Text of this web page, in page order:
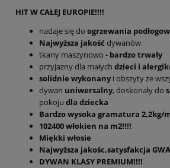
HIT W CAŁEJ EUROPIE!!!!
nadaje się do ogrzewania
Najwyższa jakość dywanów
tkany maszynowo - bardzo trwały
przyjazny dla małych dzieci i
solidnie wykonanyi obszyty ze
dywan uniwersalny, doskonały do
pokoju dla dziecka
Bardzo wysoka gramatura 2,2kg/
102400 włokien na m2!!!!
Miękki włosie
Najwyższa jakośc,satysfakcja
DYWAN KLASY PREMIUM!!!!